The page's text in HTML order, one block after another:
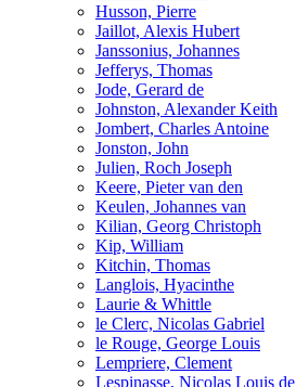
Husson, Pierre
Jaillot, Alexis Hubert
Janssonius, Johannes
Jefferys, Thomas
Jode, Gerard de
Johnston, Alexander Keith
Jombert, Charles Antoine
Jonston, John
Julien, Roch Joseph
Keere, Pieter van den
Keulen, Johannes van
Kilian, Georg Christoph
Kip, William
Kitchin, Thomas
Langlois, Hyacinthe
Laurie & Whittle
le Clerc, Nicolas Gabriel
le Rouge, George Louis
Lempriere, Clement
Lespinasse, Nicolas Louis de